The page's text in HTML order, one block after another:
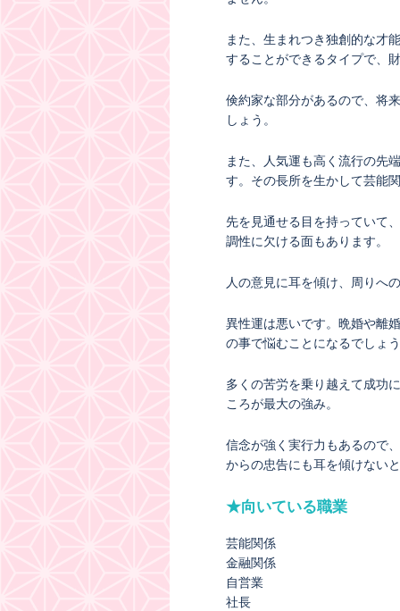
また、生まれつき独創的な才
することができるタイプで、
倹約家な部分があるので、将
しょう。
また、人気運も高く流行の先
す。その長所を生かして芸能
先を見通せる目を持っていて
調性に欠ける面もあります。
人の意見に耳を傾け、周りへ
異性運は悪いです。晩婚や離
の事で悩むことになるでしょ
多くの苦労を乗り越えて成功
ころが最大の強み。
信念が強く実行力もあるので
からの忠告にも耳を傾けない
★向いている職業
芸能関係
金融関係
自営業
社長